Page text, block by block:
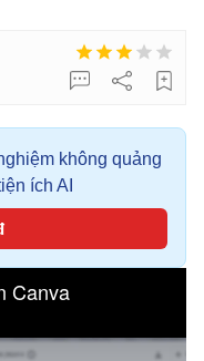
không quảng
ích AI